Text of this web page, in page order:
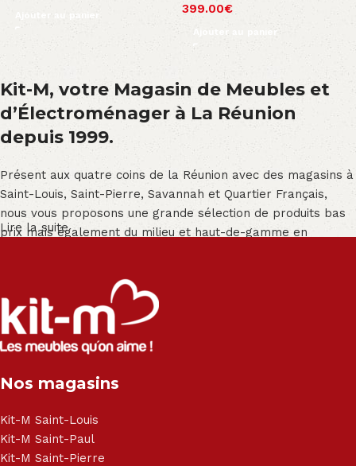
Ajouter au panier
399.00€
Ajouter au panier
Kit-M, votre Magasin de Meubles et
d’Électroménager à La Réunion
depuis 1999.
Présent aux quatre coins de la Réunion avec des magasins à
Saint-Louis, Saint-Pierre, Savannah et Quartier Français,
nous vous proposons une grande sélection de produits bas
prix mais également du milieu et haut-de-gamme en
Salon angle - Salon convertible - Salon relax - Canapé -
Canapé lit - Cuisine sur-mesure - Fauteuil - Armoire - Table
et chaise - Meuble de salle de bain - Literie - Lit - Bureau -
Électroménager - Télévision led - Réfrigérateur -
- Matelas - Hifi Hitachi, LG, Sharp, Philips, Bosh, Moulinex,
Haier, Sony, Cecotec, Westpoint, Dyson.
Lire la suite
Nos magasins
Kit-M Saint-Louis
Kit-M Saint-Paul
Kit-M Saint-Pierre